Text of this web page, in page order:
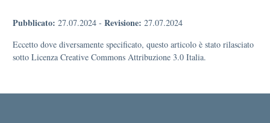
Pubblicato: 27.07.2024 - Revisione: 27.07.2024
Eccetto dove diversamente specificato, questo articolo è stato rilasciato
sotto Licenza Creative Commons Attribuzione 3.0 Italia.